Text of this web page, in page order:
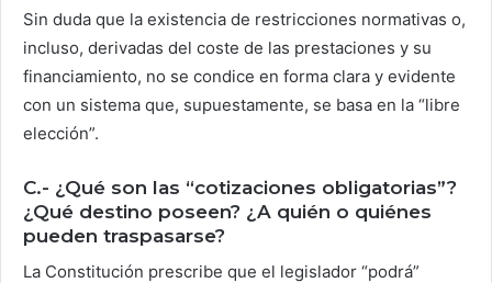
Sin duda que la existencia de restricciones normativas o,
incluso, derivadas del coste de las prestaciones y su
financiamiento, no se condice en forma clara y evidente
con un sistema que, supuestamente, se basa en la “libre
elección”.
C.- ¿Qué son las “cotizaciones obligatorias”?
¿Qué destino poseen? ¿A quién o quiénes
pueden traspasarse?
La Constitución prescribe que el legislador “podrá”